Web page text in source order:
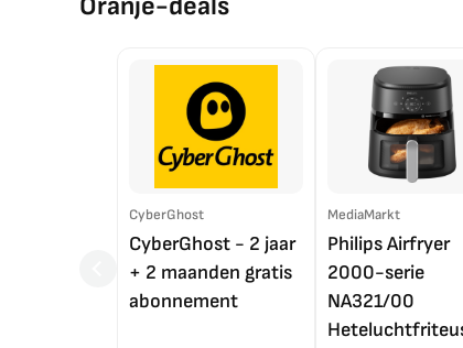
CyberGhost
CyberGhost - 2 jaar
+ 2 maanden gratis
abonnement
MediaMarkt
Philips Airfryer
2000-serie
NA321/00